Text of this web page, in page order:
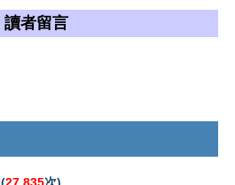
讀者留言
(27,835次)